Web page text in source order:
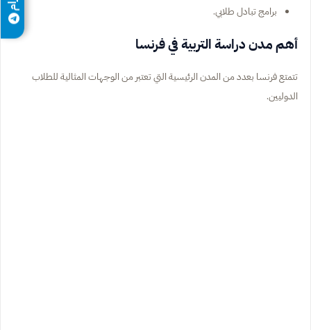
برامج تبادل طلابي.
أهم مدن دراسة التربية في فرنسا
تتمتع فرنسا بعدد من المدن الرئيسية التي تعتبر من الوجهات المثالية للطلاب
الدوليين.